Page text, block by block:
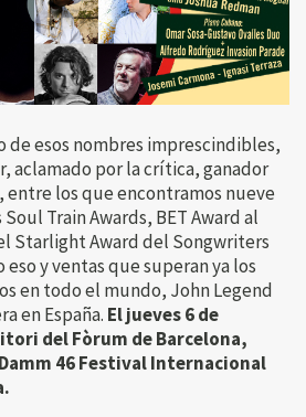
de esos nombres imprescindibles,
aclamado por la crítica, ganador
los que encontramos nueve
Train Awards, BET Award al
Starlight Award del Songwriters
eso y ventas que superan ya los
en todo el mundo, John Legend
en España. El jueves 6 de
del Fòrum de Barcelona,
46 Festival Internacional